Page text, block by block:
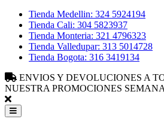
Tienda Medellin: 324 5924194
Tienda Cali: 304 5823937
Tienda Monteria: 321 4796323
Tienda Valledupar: 313 5014728
Tienda Bogota: 316 3419134
ENVIOS Y DEVOLUCIONES A
NUESTRA PROMOCIONES